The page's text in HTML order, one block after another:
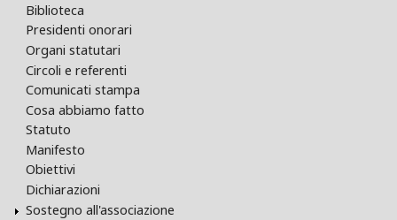
Biblioteca
Presidenti onorari
Organi statutari
Circoli e referenti
Comunicati stampa
Cosa abbiamo fatto
Statuto
Manifesto
Obiettivi
Dichiarazioni
Sostegno all'associazione